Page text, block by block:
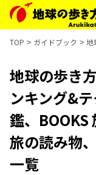
TOP ガイドブック 地
地球の歩き
ンキング&
鑑、BOOKS
旅の読み物
一覧